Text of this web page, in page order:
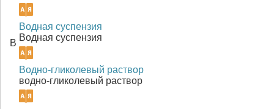
В
Водная суспензия
Водная суспензия
Водно-гликолевый раствор
водно-гликолевый раствор